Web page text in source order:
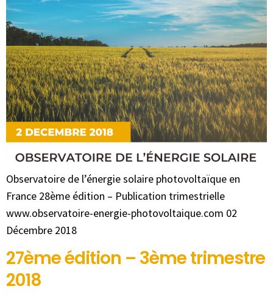
Observatoire de l’énergie solaire photovoltaïque en
France 28ème édition – Publication trimestrielle
www.observatoire-energie-photovoltaique.com 02
Décembre 2018
27ème édition – 3ème trimestre
2018